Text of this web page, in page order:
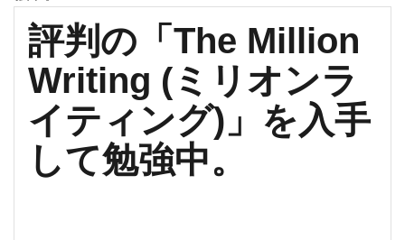
評判の「The Million
Writing (ミリオンラ
イティング)」を入手
して勉強中。